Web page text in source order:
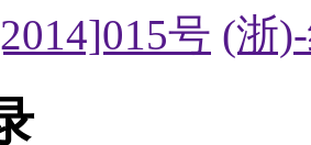
号 (浙